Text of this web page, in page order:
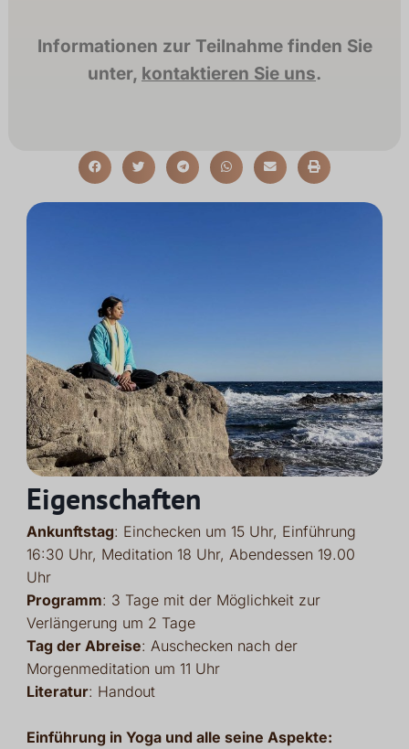
Eigenschaften
Ankunftstag: Einchecken um 15 Uhr, Einführung
16:30 Uhr, Meditation 18 Uhr, Abendessen 19.00
Uhr
Programm: 3 Tage mit der Möglichkeit zur
Verlängerung um 2 Tage
Tag der Abreise: Auschecken nach der
Morgenmeditation um 11 Uhr
Literatur: Handout
Einführung in Yoga und alle seine Aspekte:
Informationen zur Teilnahme finden Sie
unter, kontaktieren Sie uns.